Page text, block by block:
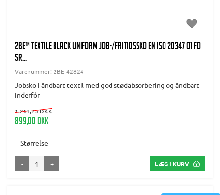
2BE™ Textile Black Uniform Job-/fritidssko EN ISO 20347 O1 FO
SR...
Varenummer: 2BE-42824
Jobsko i åndbart textil med god stødabsorbering og åndbart
inderfór
1.261,25 DKK
899,00 DKK
Størrelse
- + LÆG I KURV